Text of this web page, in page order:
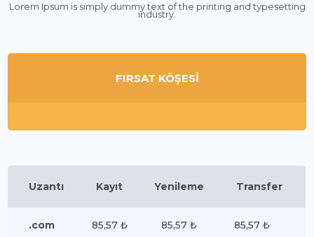
Lorem Ipsum is simply dummy text of the printing and typesetting
industry.
FIRSAT KÖŞESİ
Uzantı Kayıt Yenileme Transfer
.com 85,57 ₺ 85,57 ₺ 85,57 ₺